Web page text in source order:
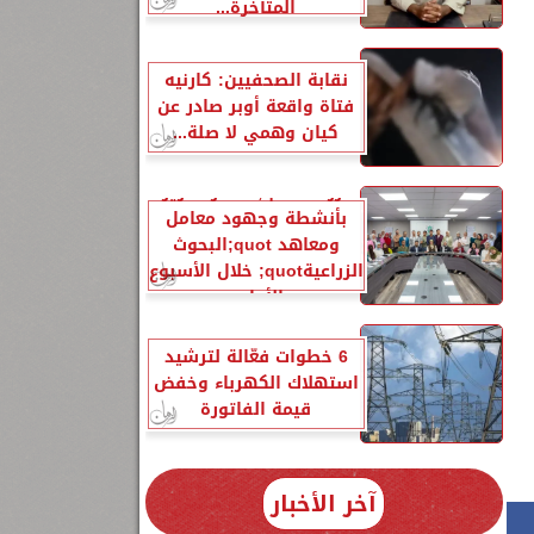
المتأخرة...
نقابة الصحفيين: كارنيه
فتاة واقعة أوبر صادر عن
كيان وهمي لا صلة...
الزراعةquot; تنشر تقريرًا
بأنشطة وجهود معامل
ومعاهد quot;البحوث
الزراعيةquot; خلال الأسبوع
الأول...
6 خطوات فعّالة لترشيد
استهلاك الكهرباء وخفض
قيمة الفاتورة
آخر الأخبار